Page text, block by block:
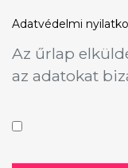
Adatvédelmi
Az űrlap
az adatokat